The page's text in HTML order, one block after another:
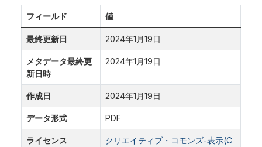
フィールド 値
最終更新日 2024年1月19日
メタデータ最終更
新日時
2024年1月19日
作成日 2024年1月19日
データ形式 PDF
ライセンス
クリエイティブ・コモンズ-表示(C